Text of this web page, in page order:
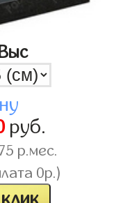
Выс
руб.
р.мес.
0р.)